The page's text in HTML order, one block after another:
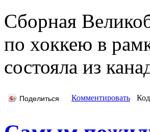
Сборная
по хоккею в
состояла из
Поделиться Комментировать